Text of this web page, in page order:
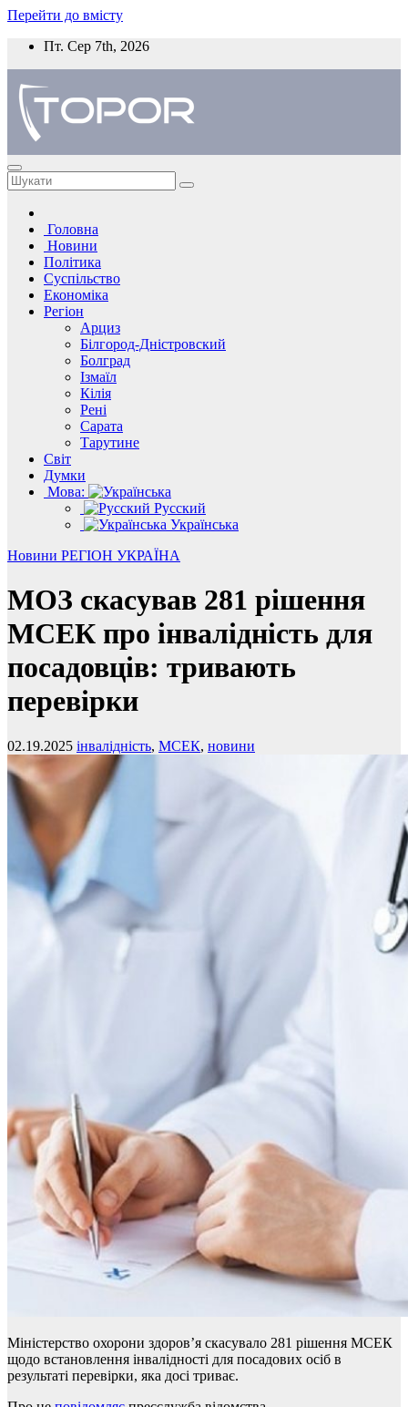
Перейти до вмісту
Пт. Сер 7th, 2026
Головна
Новини
Політика
Суспільство
Економіка
Регіон
Арциз
Білгород-Дністровский
Болград
Ізмаїл
Кілія
Рені
Сарата
Тарутине
Світ
Думки
Мова:
Русский
Українська
Новини РЕГІОН УКРАЇНА
МОЗ скасував 281 рішення
МСЕК про інвалідність для
посадовців: тривають
перевірки
02.19.2025 інвалідність, МСЕК, новини
Міністерство охорони здоров’я скасувало 281 рішення МСЕК
щодо встановлення інвалідності для посадових осіб в
результаті перевірки, яка досі триває.